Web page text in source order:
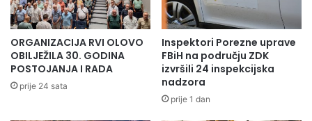
ORGANIZACIJA RVI OLOVO
OBILJEŽILA 30. GODINA
POSTOJANJA I RADA
prije 24 sata
Inspektori Porezne uprave
FBiH na području ZDK
izvršili 24 inspekcijska
nadzora
prije 1 dan